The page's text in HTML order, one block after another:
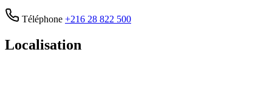
Téléphone +216 28 822 500
Localisation